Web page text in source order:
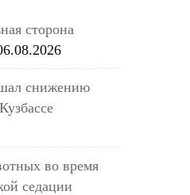
сторона
снижению
во время
седации